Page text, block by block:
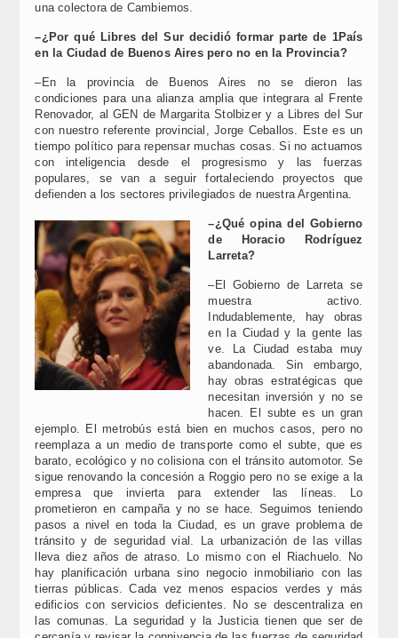
una colectora de Cambiemos.
–¿Por qué Libres del Sur decidió formar parte de 1País
en la Ciudad de Buenos Aires pero no en la Provincia?
–En la provincia de Buenos Aires no se dieron las
condiciones para una alianza amplia que integrara al Frente
Renovador, al GEN de Margarita Stolbizer y a Libres del Sur
con nuestro referente provincial, Jorge Ceballos. Este es un
tiempo político para repensar muchas cosas. Si no actuamos
con inteligencia desde el progresismo y las fuerzas
populares, se van a seguir fortaleciendo proyectos que
defienden a los sectores privilegiados de nuestra Argentina.
–¿Qué opina del Gobierno
de Horacio Rodríguez
Larreta?
–El Gobierno de Larreta se
muestra activo.
Indudablemente, hay obras
en la Ciudad y la gente las
ve. La Ciudad estaba muy
abandonada. Sin embargo,
hay obras estratégicas que
necesitan inversión y no se
hacen. El subte es un gran
ejemplo. El metrobús está bien en muchos casos, pero no
reemplaza a un medio de transporte como el subte, que es
barato, ecológico y no colisiona con el tránsito automotor. Se
sigue renovando la concesión a Roggio pero no se exige a la
empresa que invierta para extender las líneas. Lo
prometieron en campaña y no se hace. Seguimos teniendo
pasos a nivel en toda la Ciudad, es un grave problema de
tránsito y de seguridad vial. La urbanización de las villas
lleva diez años de atraso. Lo mismo con el Riachuelo. No
hay planificación urbana sino negocio inmobiliario con las
tierras públicas. Cada vez menos espacios verdes y más
edificios con servicios deficientes. No se descentraliza en
las comunas. La seguridad y la Justicia tienen que ser de